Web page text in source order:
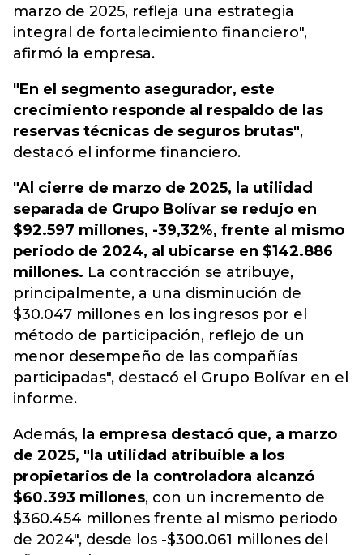
marzo de 2025, refleja una estrategia
integral de fortalecimiento financiero",
afirmó la empresa.
"En el segmento asegurador, este
crecimiento responde al respaldo de las
reservas técnicas de seguros brutas",
destacó el informe financiero.
"Al cierre de marzo de 2025, la utilidad
separada de Grupo Bolívar se redujo en
$92.597 millones, -39,32%, frente al mismo
periodo de 2024, al ubicarse en $142.886
millones. La contracción se atribuye,
principalmente, a una disminución de
$30.047 millones en los ingresos por el
método de participación, reflejo de un
menor desempeño de las compañías
participadas", destacó el Grupo Bolívar en el
informe.
Además, la empresa destacó que, a marzo
de 2025, "la utilidad atribuible a los
propietarios de la controladora alcanzó
$60.393 millones, con un incremento de
$360.454 millones frente al mismo periodo
de 2024", desde los -$300.061 millones del